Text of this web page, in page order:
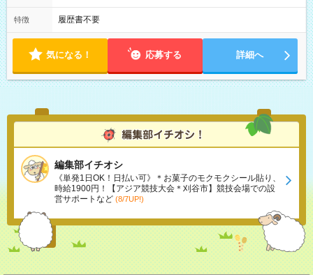
特徴 履歴書不要
気になる！ 応募する 詳細へ
編集部イチオシ
《単発1日OK！日払い可》＊お菓子のモクモクシール貼り、
時給1900円！【アジア競技大会＊刈谷市】競技会場での設
営サポートなど (8/7UP!)